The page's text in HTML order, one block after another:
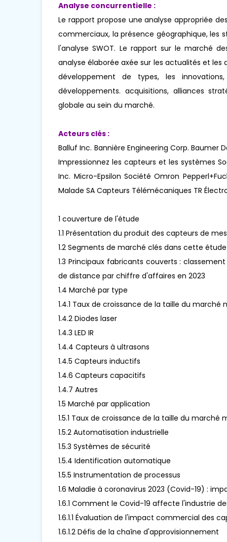
Analyse concurrentielle :
Le rapport propose une analyse appropriée
commerciaux, la présence géographique,
l'analyse SWOT. Le rapport sur le marché
analyse élaborée axée sur les actualités et
développement de types, les
développements. acquisitions, alliances
globale au sein du marché.
Acteurs clés :
Balluf Inc. Bannière Engineering Corp. Baumer
Impressionnez les capteurs et les systèmes
Inc. Micro-Epsilon Société Omron
Malade SA Capteurs Télémécaniques TR
1 couverture de l'étude
1.1 Présentation du produit des capteurs de
1.2 Segments de marché clés dans cette étude
1.3 Principaux fabricants couverts :
de distance par chiffre d'affaires en 2023
1.4 Marché par type
1.4.1 Taux de croissance de la taille du
1.4.2 Diodes laser
1.4.3 LED IR
1.4.4 Capteurs à ultrasons
1.4.5 Capteurs inductifs
1.4.6 Capteurs capacitifs
1.4.7 Autres
1.5 Marché par application
1.5.1 Taux de croissance de la taille du
1.5.2 Automatisation industrielle
1.5.3 Systèmes de sécurité
1.5.4 Identification automatique
1.5.5 Instrumentation de processus
1.6 Maladie à coronavirus 2023 (Covid-19) :
1.6.1 Comment le Covid-19 affecte l'industrie
1.6.1.1 Évaluation de l'impact commercial des
1.6.1.2 Défis de la chaîne d'approvisionnement